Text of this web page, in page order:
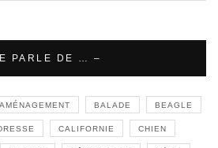
PARLE DE … –
AMÉNAGEMENT BALADE BEAGLE
CALIFORNIE CHIEN